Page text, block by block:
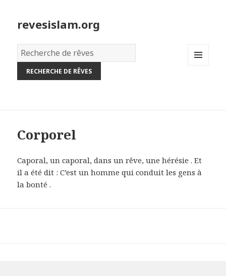
revesislam.org
Dictionnaire
des
rêves:
Corporel
Caporal, un caporal, dans un rêve, une hérésie . Et
il a été dit : C’est un homme qui conduit les gens à
la bonté .